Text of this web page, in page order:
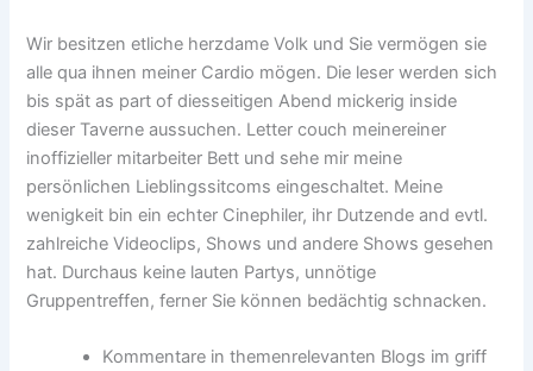
Wir besitzen etliche herzdame Volk und Sie vermögen sie
alle qua ihnen meiner Cardio mögen. Die leser werden sich
bis spät as part of diesseitigen Abend mickerig inside
dieser Taverne aussuchen. Letter couch meinereiner
inoffizieller mitarbeiter Bett und sehe mir meine
persönlichen Lieblingssitcoms eingeschaltet. Meine
wenigkeit bin ein echter Cinephiler, ihr Dutzende and evtl.
zahlreiche Videoclips, Shows und andere Shows gesehen
hat. Durchaus keine lauten Partys, unnötige
Gruppentreffen, ferner Sie können bedächtig schnacken.
Kommentare in themenrelevanten Blogs im griff